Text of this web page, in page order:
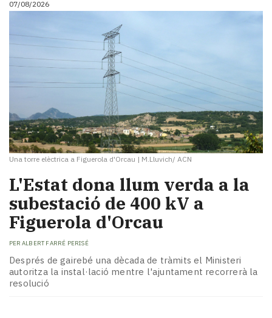
i
Cultura
Esports
Mai
tant!
mitjans
El
temps
Reportatges
Entrevistes
Enquestes
A
escena!
Dis
la
teva!
Subscriptors
La
07/08/2026
Una torre elèctrica a Figuerola d'Orcau | M.Lluvich/ ACN
L'Estat dona llum verda a la
subestació de 400 kV a
Figuerola d'Orcau
PER ALBERT FARRÉ PERISÉ
Després de gairebé una dècada de tràmits el Ministeri
autoritza la instal·lació mentre l'ajuntament recorrerà la
resolució